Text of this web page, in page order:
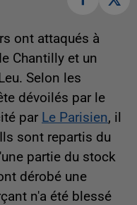
ont attaqués à
Chantilly et un
Selon les
dévoilés par le
par Le Parisien, il
sont repartis du
partie du stock
dérobé une
n'a été blessé